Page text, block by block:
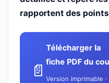
rapportent des
📄
Télécharger la
fiche PDF du
Version imprimable ·